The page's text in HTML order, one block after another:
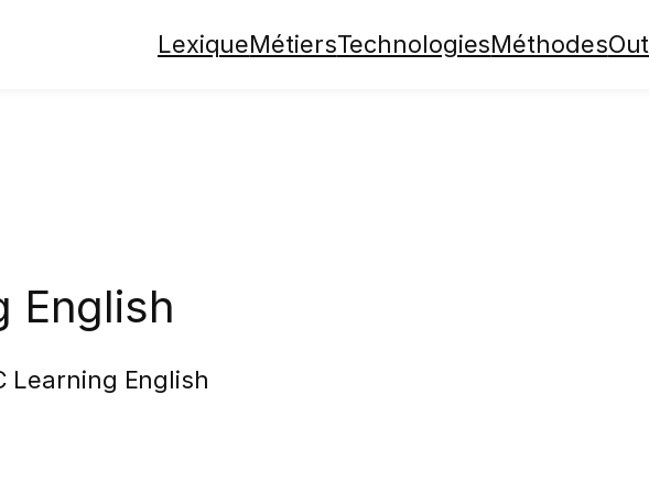
LexiqueMétiersTechnologiesMéthodes
English
Learning English